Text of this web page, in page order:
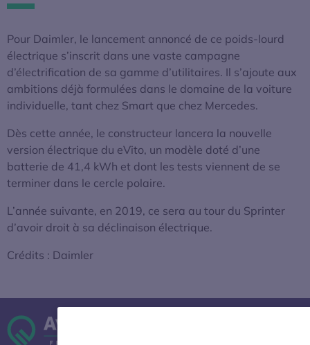
Pour Daimler, le lancement annoncé de ce poids-lourd
électrique s’inscrit dans une vaste campagne
d’électrification de sa gamme d’utilitaires. Il s’ajoute aux
ambitions déjà formulées dans le domaine de la voiture
individuelle, tant chez Smart que chez Mercedes.
Dès cette année, le constructeur lancera la nouvelle
version électrique du eVito, un modèle doté d’une
batterie de 41,4 kWh et dont les tests viennent de se
terminer dans le cercle polaire.
L’année suivante, en 2019, ce sera au tour du Sprinter
d’avoir droit à sa déclinaison électrique.
Crédits : Daimler